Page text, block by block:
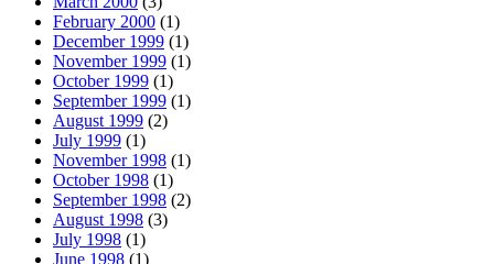
February 2000 (1)
December 1999 (1)
November 1999 (1)
October 1999 (1)
September 1999 (1)
August 1999 (2)
July 1999 (1)
November 1998 (1)
October 1998 (1)
September 1998 (2)
August 1998 (3)
July 1998 (1)
June 1998 (1)